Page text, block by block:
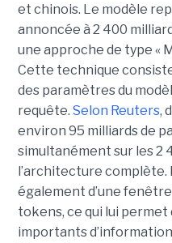
et chinois. Le modèle
annoncée à 2 400
une approche de type «
Cette technique
des paramètres du
requête. Selon Reuters,
environ 95 milliards de
simultanément sur les 2
l’architecture complète.
également d’une
tokens, ce qui lui
importants